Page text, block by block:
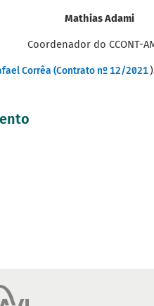
Mathias Adami
Coordenador do CCONT-
Corrêa (Contrato nº 12/2021